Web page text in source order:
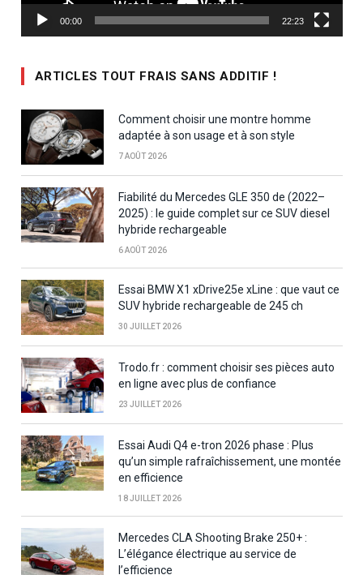
00:00 22:23
ARTICLES TOUT FRAIS SANS ADDITIF !
Comment choisir une montre homme
adaptée à son usage et à son style
7 AOÛT 2026
Fiabilité du Mercedes GLE 350 de (2022–
2025) : le guide complet sur ce SUV diesel
hybride rechargeable
6 AOÛT 2026
Essai BMW X1 xDrive25e xLine : que vaut ce
SUV hybride rechargeable de 245 ch
30 JUILLET 2026
Trodo.fr : comment choisir ses pièces auto
en ligne avec plus de confiance
23 JUILLET 2026
Essai Audi Q4 e-tron 2026 phase : Plus
qu’un simple rafraîchissement, une montée
en efficience
18 JUILLET 2026
Mercedes CLA Shooting Brake 250+ :
L’élégance électrique au service de
l’efficience